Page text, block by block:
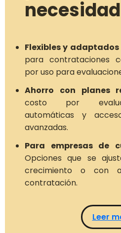
necesidad
Flexibles y adaptados
para contrataciones
por uso para
Ahorro con planes
costo por
automáticas y
avanzadas.
Para empresas de
Opciones que se
crecimiento o con
contratación.
Leer